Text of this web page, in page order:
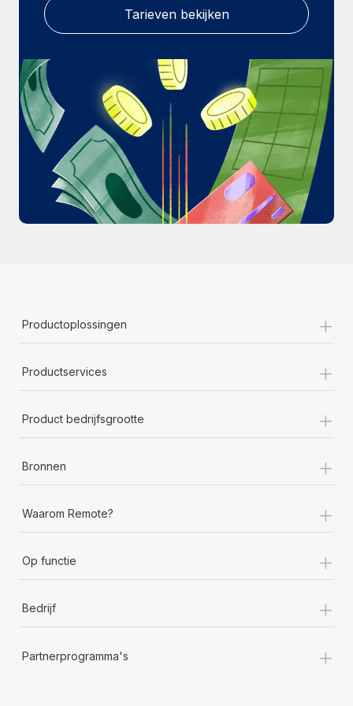
Tarieven bekijken
Productoplossingen +
Productservices +
Product bedrijfsgrootte +
Bronnen +
Waarom Remote? +
Op functie +
Bedrijf +
Partnerprogramma's +